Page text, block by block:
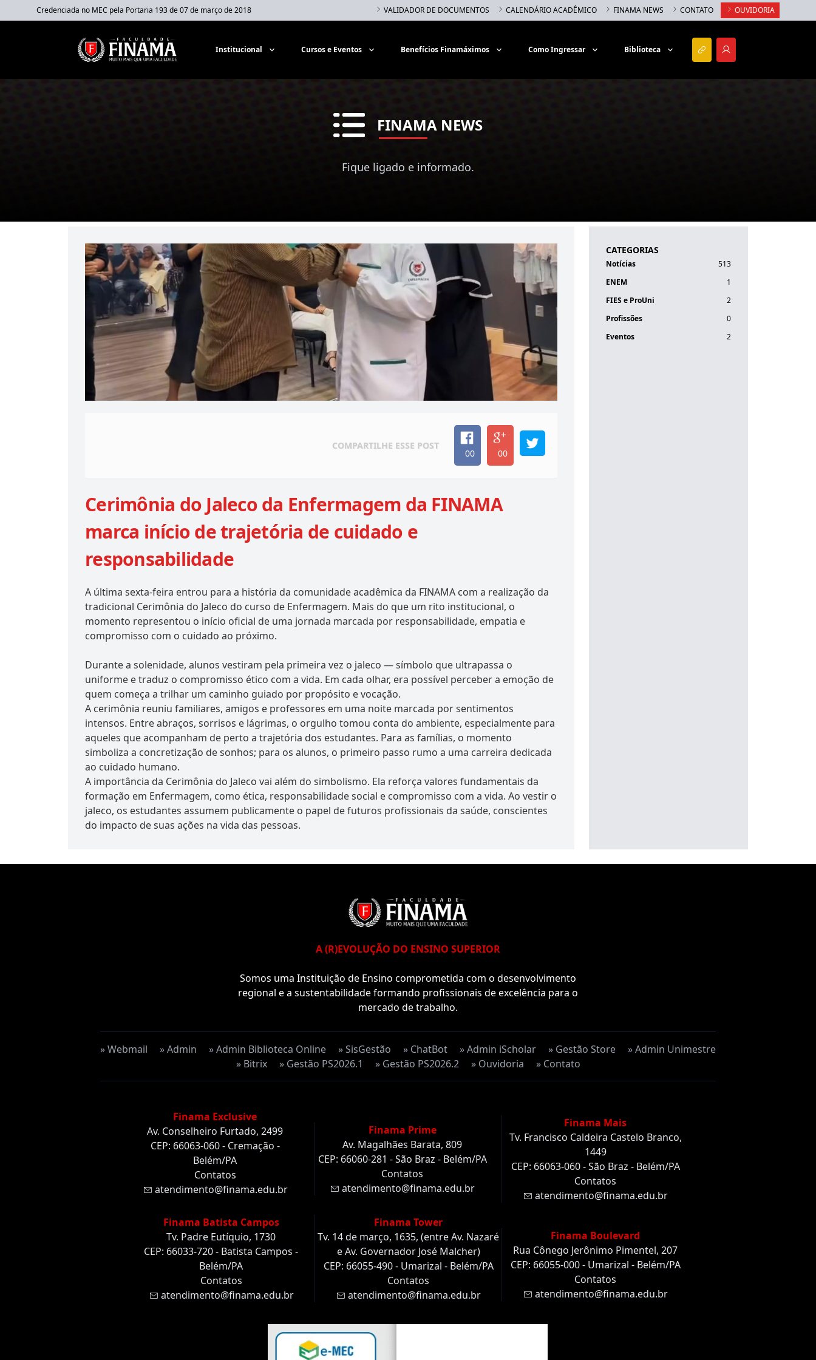
Credenciada no MEC pela Portaria 193 de 07 de março de 2018 VALIDADOR DE DOCUMENTOS CALENDÁRIO ACADÊMICO FINAMA NEWS CONTATO OUVIDORIA
Institucional Cursos e Eventos Benefícios Finamáximos Como Ingressar Biblioteca
FINAMA NEWS
Fique ligado e informado.
COMPARTILHE ESSE POST
00 00
Cerimônia do Jaleco da Enfermagem da FINAMA
marca início de trajetória de cuidado e
responsabilidade
A última sexta-feira entrou para a história da comunidade acadêmica da FINAMA com a realização da
tradicional Cerimônia do Jaleco do curso de Enfermagem. Mais do que um rito institucional, o
momento representou o início oficial de uma jornada marcada por responsabilidade, empatia e
compromisso com o cuidado ao próximo.
Durante a solenidade, alunos vestiram pela primeira vez o jaleco — símbolo que ultrapassa o
uniforme e traduz o compromisso ético com a vida. Em cada olhar, era possível perceber a emoção de
quem começa a trilhar um caminho guiado por propósito e vocação.
A cerimônia reuniu familiares, amigos e professores em uma noite marcada por sentimentos
intensos. Entre abraços, sorrisos e lágrimas, o orgulho tomou conta do ambiente, especialmente para
aqueles que acompanham de perto a trajetória dos estudantes. Para as famílias, o momento
simboliza a concretização de sonhos; para os alunos, o primeiro passo rumo a uma carreira dedicada
ao cuidado humano.
A importância da Cerimônia do Jaleco vai além do simbolismo. Ela reforça valores fundamentais da
formação em Enfermagem, como ética, responsabilidade social e compromisso com a vida. Ao vestir o
jaleco, os estudantes assumem publicamente o papel de futuros profissionais da saúde, conscientes
do impacto de suas ações na vida das pessoas.
CATEGORIAS
Notícias
513
ENEM
1
FIES e ProUni
2
Profissões
0
Eventos
2
A (R)EVOLUÇÃO DO ENSINO SUPERIOR
Somos uma Instituição de Ensino comprometida com o desenvolvimento
regional e a sustentabilidade formando profissionais de excelência para o
mercado de trabalho.
» Webmail » Admin » Admin Biblioteca Online » SisGestão » ChatBot » Admin iScholar » Gestão Store
» Admin Unimestre
» Bitrix
» Gestão PS2026.1 » Gestão PS2026.2 » Ouvidoria » Contato
Finama Exclusive
Av. Conselheiro Furtado, 2499
CEP: 66063-060 - Cremação -
Belém/PA
Contatos
atendimento@finama.edu.br
Finama Prime
Av. Magalhães Barata, 809
CEP: 66060-281 - São Braz - Belém/PA
Contatos
atendimento@finama.edu.br
Finama Mais
Tv. Francisco Caldeira Castelo Branco,
1449
CEP: 66063-060 - São Braz - Belém/PA
Contatos
atendimento@finama.edu.br
Finama Batista Campos
Tv. Padre Eutíquio, 1730
CEP: 66033-720 - Batista Campos -
Belém/PA
Contatos
atendimento@finama.edu.br
Finama Tower
Tv. 14 de março, 1635, (entre Av. Nazaré
e Av. Governador José Malcher)
CEP: 66055-490 - Umarizal - Belém/PA
Contatos
atendimento@finama.edu.br
Finama Boulevard
Rua Cônego Jerônimo Pimentel, 207
CEP: 66055-000 - Umarizal - Belém/PA
Contatos
atendimento@finama.edu.br